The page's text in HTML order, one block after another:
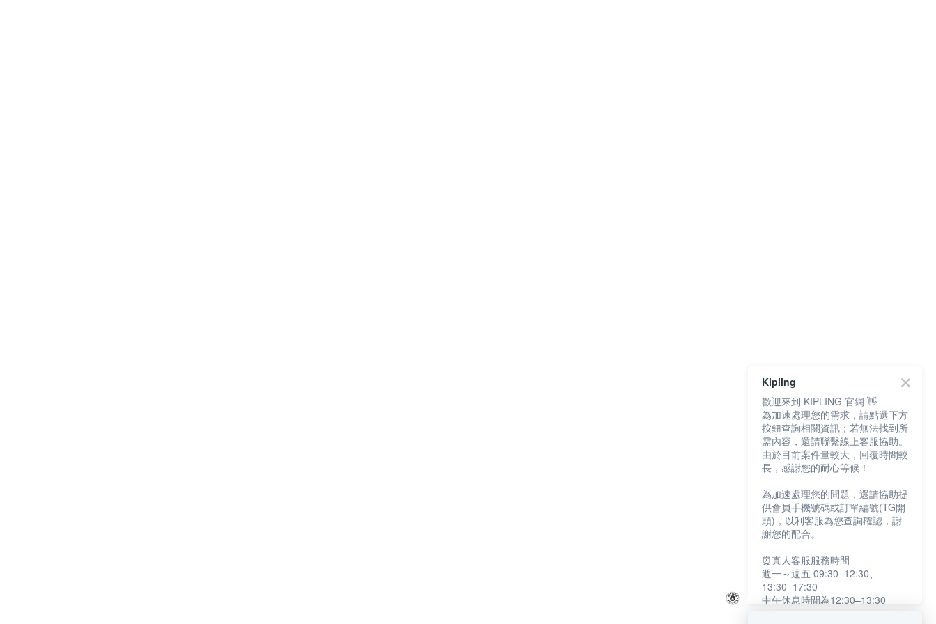
Kipling
歡迎來到 KIPLING 官網 👋
為加速處理您的需求，請點選下方
按鈕查詢相關資訊；若無法找到所
需內容，還請聯繫線上客服協助。
由於目前案件量較大，回覆時間較
長，感謝您的耐心等候！
為加速處理您的問題，還請協助提
供會員手機號碼或訂單編號(TG開
頭)，以利客服為您查詢確認，謝
謝您的配合。
⏰真人客服服務時間
週一～週五 09:30–12:30、
13:30–17:30
中午休息時間為12:30–13:30